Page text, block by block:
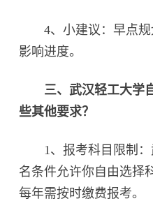
4、小建议：早点规
影响进度。
三、武汉轻工大学
些其他要求？
1、报考科目限制：
名条件允许你自由选择
每年需按时缴费报考。